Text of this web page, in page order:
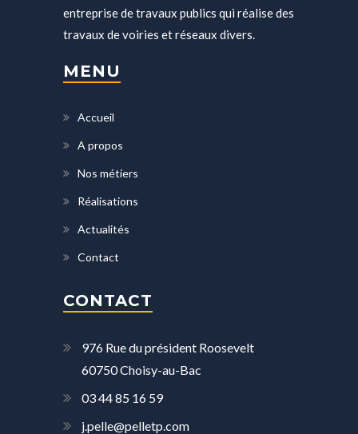
entreprise de travaux publics qui réalise des
travaux de voiries et réseaux divers.
MENU
Accueil
A propos
Nos métiers
Réalisations
Actualités
Contact
CONTACT
976 Rue du président Roosevelt
60750 Choisy-au-Bac
03 44 85 16 59
j.pelle@pelletp.com